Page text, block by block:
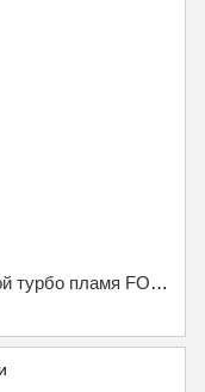
Портсигар на 12 сигарет с зажигалкой турбо пламя FOCUS